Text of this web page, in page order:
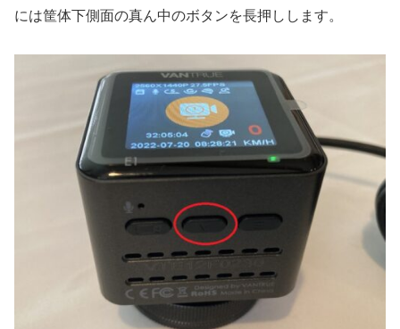
には筐体下側面の真ん中のボタンを長押しします。